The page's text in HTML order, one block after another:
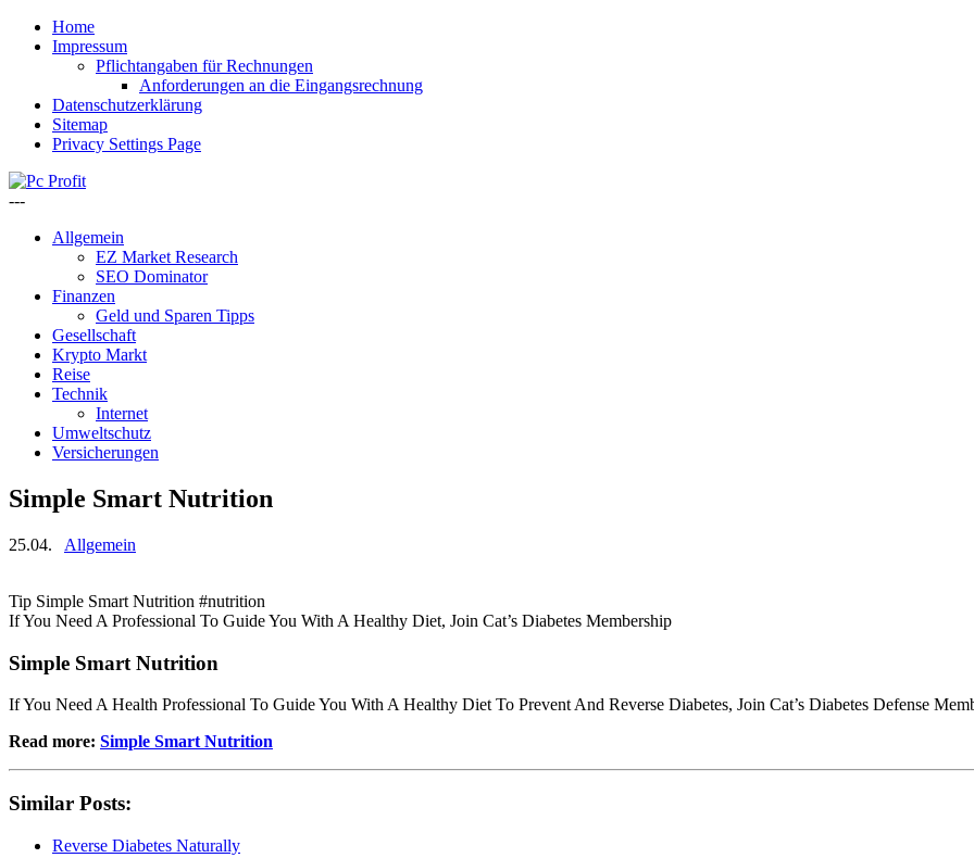
Home
Impressum
Pflichtangaben für Rechnungen
Anforderungen an die Eingangsrechnung
Datenschutzerklärung
Sitemap
Privacy Settings Page
---
Allgemein
EZ Market Research
SEO Dominator
Finanzen
Geld und Sparen Tipps
Gesellschaft
Krypto Markt
Reise
Technik
Internet
Umweltschutz
Versicherungen
Simple Smart Nutrition
25.04. Allgemein
Tip Simple Smart Nutrition #nutrition
If You Need A Professional To Guide You With A Healthy Diet, Join Cat’s Diabetes Membership
Simple Smart Nutrition
If You Need A Health Professional To Guide You With A Healthy Diet To Prevent And Reverse Diabetes, Join Cat’s Diabetes Defense
Read more: Simple Smart Nutrition
Similar Posts:
Reverse Diabetes Naturally